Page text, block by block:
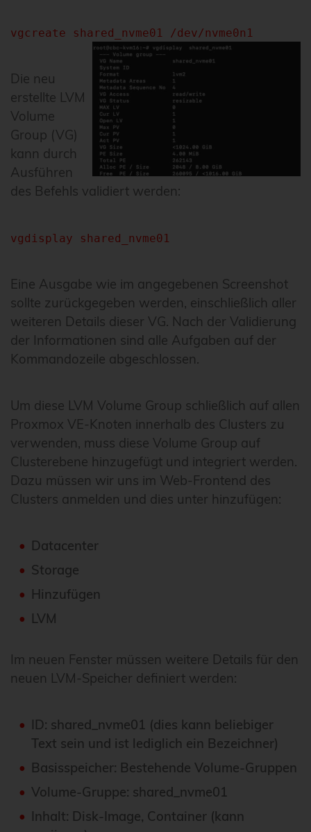
vgcreate shared_nvme01 /dev/nvme0n1
Die neu
erstellte LVM
Volume
Group (VG)
kann durch
Ausführen
des Befehls validiert werden:
vgdisplay shared_nvme01
Eine Ausgabe wie im angegebenen Screenshot
sollte zurückgegeben werden, einschließlich aller
weiteren Details dieser VG. Nach der Validierung
der Informationen sind alle Aufgaben auf der
Kommandozeile abgeschlossen.
Um diese LVM Volume Group schließlich auf allen
Proxmox VE-Knoten innerhalb des Clusters zu
verwenden, muss diese Volume Group auf
Clusterebene hinzugefügt und integriert werden.
Dazu müssen wir uns im Web-Frontend des
Clusters anmelden und dies unter hinzufügen:
Datacenter
Storage
Hinzufügen
LVM
Im neuen Fenster müssen weitere Details für den
neuen LVM-Speicher definiert werden:
ID: shared_nvme01 (dies kann beliebiger
Text sein und ist lediglich ein Bezeichner)
Basisspeicher: Bestehende Volume-Gruppen
Volume-Gruppe: shared_nvme01
Inhalt: Disk-Image, Container (kann